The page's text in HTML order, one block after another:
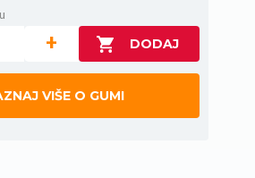
+
VIŠE O GUMI